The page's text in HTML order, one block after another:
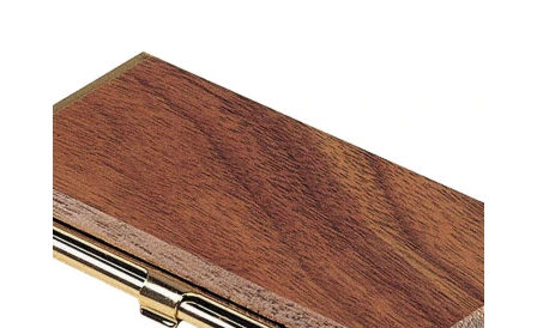
аксессуара уже завтра.